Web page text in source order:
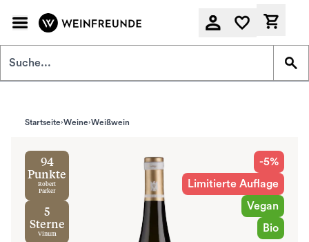
Startseite Weine Weißwein
94
Punkte
Robert
Parker
5
Sterne
Vinum
-5%
Limitierte Auflage
Vegan
Bio